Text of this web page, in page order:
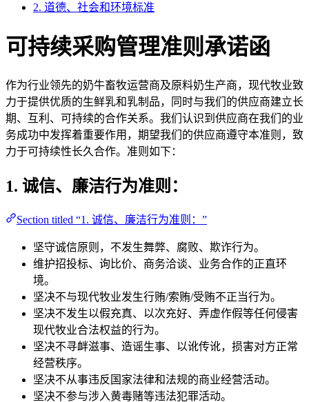
2. 道德、社会和环境标准
可持续采购管理准则承诺函
作为行业领先的奶牛畜牧运营商及原料奶生产商，现代牧业致
力于提供优质的生鲜乳和乳制品，同时与我们的供应商建立长
期、互利、可持续的合作关系。我们认识到供应商在我们的业
务成功中发挥着重要作用，期望我们的供应商遵守本准则，致
力于可持续性长久合作。准则如下：
1. 诚信、廉洁行为准则：
Section titled “1. 诚信、廉洁行为准则：”
坚守诚信原则，不发生舞弊、腐败、欺诈行为。
维护招投标、询比价、商务洽谈、业务合作的正直环
境。
坚决不与现代牧业发生行贿/索贿/受贿不正当行为。
坚决不发生以假充真、以次充好、弄虚作假等任何侵害
现代牧业合法权益的行为。
坚决不寻衅滋事、造谣生事、以讹传讹，损害对方正常
经营秩序。
坚决不从事违反国家法律和法规的商业经营活动。
坚决不参与涉入黄毒赌等违法犯罪活动。